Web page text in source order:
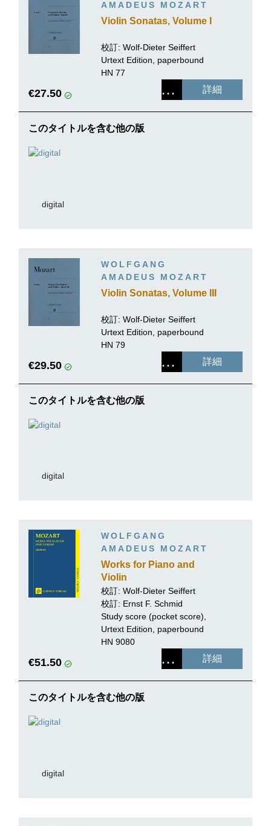
AMADEUS MOZART
Violin Sonatas, Volume I
校訂: Wolf-Dieter Seiffert
Urtext Edition, paperbound
HN 77
€27.50 詳細
このタイトルを含む他の版
digital
WOLFGANG
AMADEUS MOZART
Violin Sonatas, Volume III
校訂: Wolf-Dieter Seiffert
Urtext Edition, paperbound
HN 79
€29.50 詳細
このタイトルを含む他の版
digital
WOLFGANG
AMADEUS MOZART
Works for Piano and
Violin
校訂: Wolf-Dieter Seiffert
校訂: Ernst F. Schmid
Study score (pocket score),
Urtext Edition, paperbound
HN 9080
€51.50 詳細
このタイトルを含む他の版
digital